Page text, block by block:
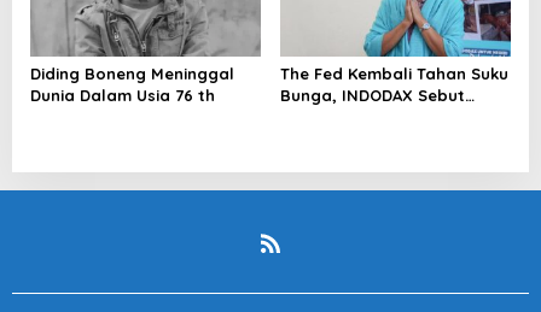
Diding Boneng Meninggal
Dunia Dalam Usia 76 th
The Fed Kembali Tahan Suku
Bunga, INDODAX Sebut